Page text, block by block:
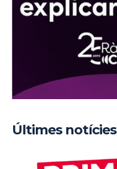
Últimes notícies